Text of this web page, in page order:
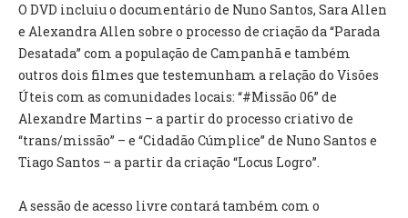
RECRUTAMENTO PESSOAL
CÓDIGO DE CONDUTA
ORÇAMENTO COLABORATIVO
FUNDO DE APOIO AO ASSOCIATIVISMO
SUBVENÇÕES PÚBLICAS
SERVIÇOS
O DVD incluiu o documentário de Nuno Santos, Sara Allen
e Alexandra Allen sobre o processo de criação da “Parada
Desatada” com a população de Campanhã e também
outros dois filmes que testemunham a relação do Visões
Úteis com as comunidades locais: “#Missão 06” de
Alexandre Martins – a partir do processo criativo de
“trans/missão” – e “Cidadão Cúmplice” de Nuno Santos e
Tiago Santos – a partir da criação “Locus Logro”.
A sessão de acesso livre contará também com o